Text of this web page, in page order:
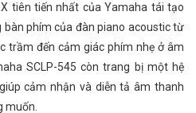
tiên tiến nhất của Yamaha tái tạo
phím của đàn piano acoustic từ
trầm đến cảm giác phím nhẹ ở âm
SCLP-545 còn trang bị một hệ
cảm nhận và diễn tả âm thanh
muốn.